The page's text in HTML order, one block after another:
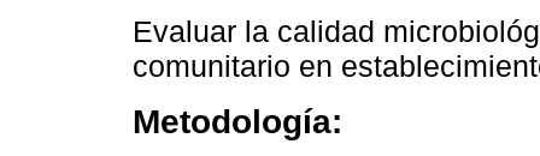
Evaluar la calidad
comunitario en
Metodología: